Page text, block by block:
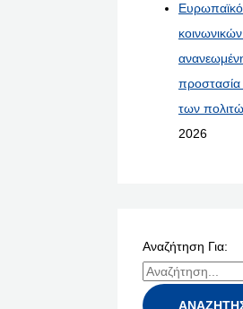
προστασία
των
2026
Αναζήτηση Για: